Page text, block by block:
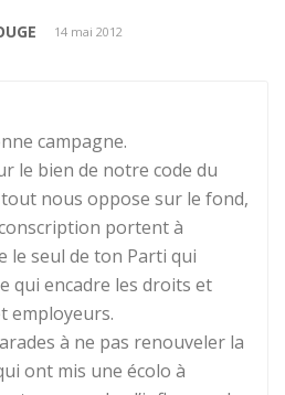
14 mai 2012
campagne.
le bien de notre code du
nous oppose sur le fond,
portent à
le seul de ton Parti qui
qui encadre les droits et
employeurs.
à ne pas renouveler la
ont mis une écolo à